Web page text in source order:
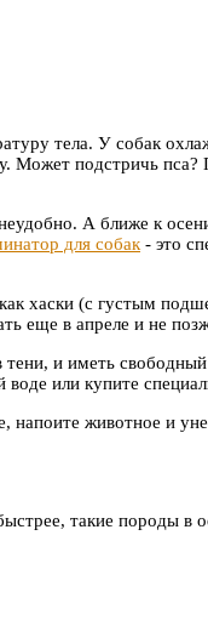
тела. У собак
Может подстричь
А ближе к
для собак - это
хаски (с густым
еще в апреле и не
и иметь
или купите
животное и
такие породы в